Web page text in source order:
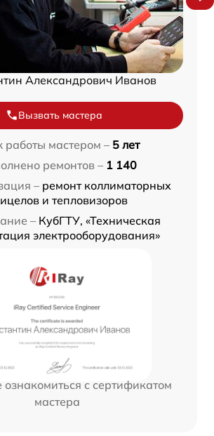
Александрович Иванов
Вызвать мастера
работы мастером – 5 лет
ремонтов – 1 140
– ремонт коллиматорных
и тепловизоров
– КубГТУ, «Техническая
электрооборудования»
с сертификатом
мастера